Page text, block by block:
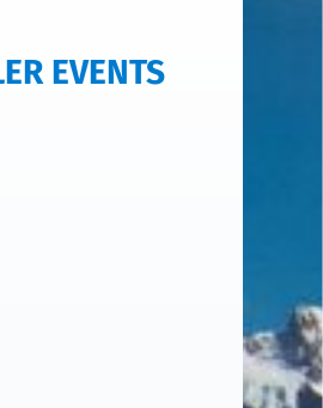
EVENTS